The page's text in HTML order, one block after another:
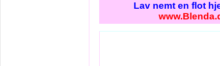
Lav nemt en flot